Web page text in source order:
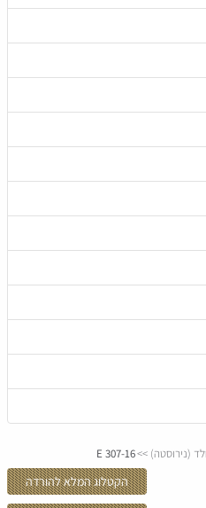
(נירוסטה) E 307-16
הקטלוג המלא להורדה